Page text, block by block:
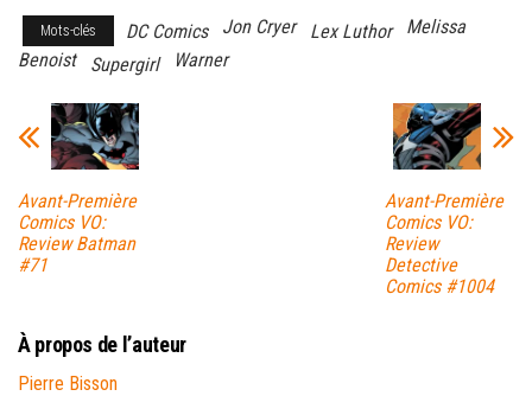
Mots-clés DC Comics Jon Cryer Lex Luthor
Melissa
Benoist
Supergirl Warner
Avant-Première
Comics VO:
Review Batman
#71
Avant-Première
Comics VO:
Review
Detective
Comics #1004
À propos de l’auteur
Pierre Bisson